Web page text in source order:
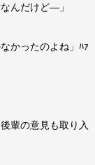
んだけど―」
かったのよね」ﾊｧ
輩の意見も取り入